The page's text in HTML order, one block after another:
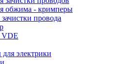
обжима - кримперы
провода
VDE
электрики